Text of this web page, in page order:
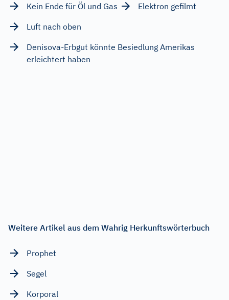
Kein Ende für Öl und Gas
Elektron gefilmt
Luft nach oben
Denisova-Erbgut könnte Besiedlung Amerikas
erleichtert haben
Weitere Artikel aus dem Wahrig Herkunftswörterbuch
Prophet
Segel
Korporal